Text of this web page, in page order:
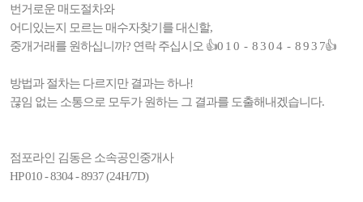
번거로운 매도절차와
어디있는지 모르는 매수자찾기를 대신할,
중개거래를 원하십니까? 연락 주십시오 👍0 1 0 - 8 3 0 4 - 8 9 3 7👍
방법과 절차는 다르지만 결과는 하나!
끊임 없는 소통으로 모두가 원하는 그 결과를 도출해내겠습니다.
점포라인 김동은 소속공인중개사
HP 010 - 8304 - 8937 (24H/7D)